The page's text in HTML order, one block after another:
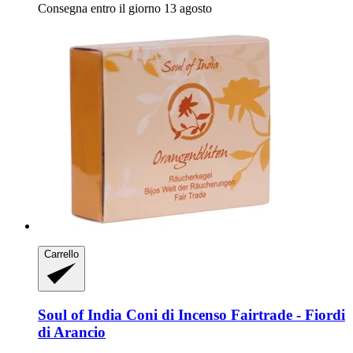
Consegna entro il giorno 13 agosto
Carrello
Soul of India Coni di Incenso Fairtrade -​ Fiordi
di Arancio